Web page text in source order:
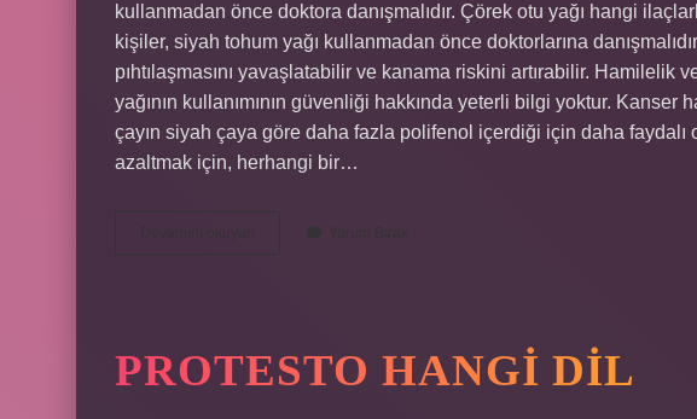
kullanmadan önce doktora danışmalıdır. Çörek otu yağı hangi
kişiler, siyah tohum yağı kullanmadan önce doktorlarına
pıhtılaşmasını yavaşlatabilir ve kanama riskini artırabilir. Hamilelik
yağının kullanımının güvenliği hakkında yeterli bilgi yoktur. Kanser
çayın siyah çaya göre daha fazla polifenol içerdiği için daha faydalı
azaltmak için, herhangi bir…
Mi
PROTESTO HANGI DIL